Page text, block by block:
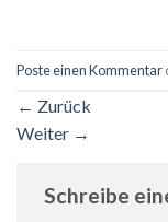
Poste einen Kommentar
← Zurück
Weiter →
Schreibe